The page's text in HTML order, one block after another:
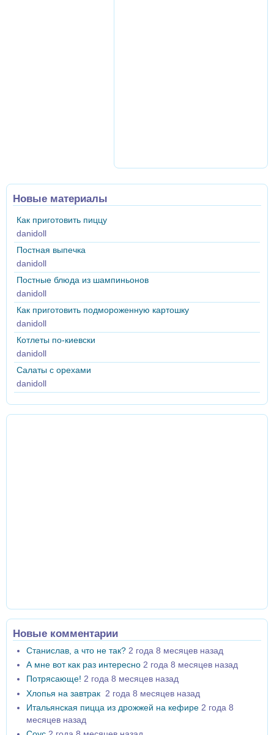
Новые материалы
Как приготовить пиццу
danidoll
Постная выпечка
danidoll
Постные блюда из шампиньонов
danidoll
Как приготовить подмороженную картошку
danidoll
Котлеты по-киевски
danidoll
Салаты с орехами
danidoll
Новые комментарии
Станислав, а что не так? 2 года 8 месяцев назад
А мне вот как раз интересно 2 года 8 месяцев назад
Потрясающе! 2 года 8 месяцев назад
Хлопья на завтрак 2 года 8 месяцев назад
Итальянская пицца из дрожжей на кефире 2 года 8
месяцев назад